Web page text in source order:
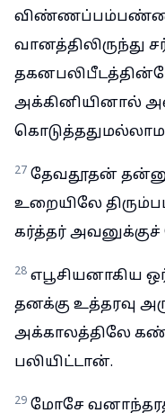
வானத்திலிருந்து
அக்கினியினால்
27 தேவதூதன்
உறையிலே
கர்த்தர்
28 எபூசியனாகிய
தனக்கு உத்தரவு
அக்காலத்திலே
பலியிட்டான்.
29 மோசே